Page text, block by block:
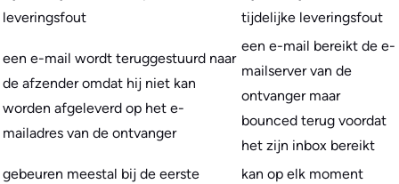
leveringsfout
tijdelijke leveringsfout
een e-mail wordt teruggestuurd naar
de afzender omdat hij niet kan
worden afgeleverd op het e-
mailadres van de ontvanger
een e-mail bereikt de e-
mailserver van de
ontvanger maar
bounced terug voordat
het zijn inbox bereikt
gebeuren meestal bij de eerste
kan op elk moment